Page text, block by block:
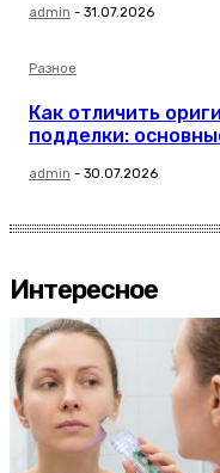
admin - 31.07.2026
Разное
Как отличить
подделки:
admin - 30.07.2026
Интересное